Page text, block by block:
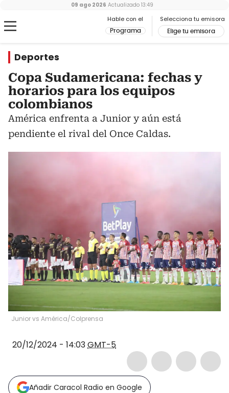
Hable con el
Programa
Selecciona tu emisora
Elige tu emisora
09 ago 2026 Actualizado 13:49
Deportes
Copa Sudamericana: fechas y
horarios para los equipos
colombianos
América enfrenta a Junior y aún está
pendiente el rival del Once Caldas.
Junior vs América/Colprensa
20/12/2024 - 14:03GMT-5
Añadir Caracol Radio en Google